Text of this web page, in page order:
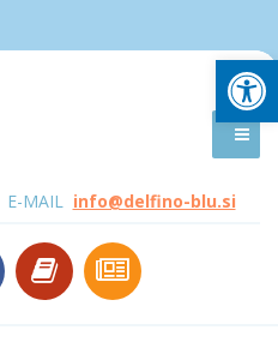
E-MAIL info@delfino-blu.si